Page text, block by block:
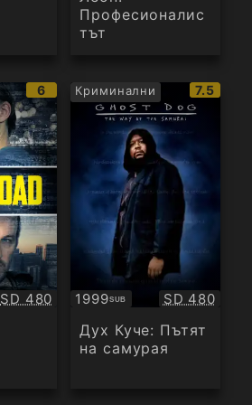
Професионалис
тът
IMDb
рейтинг:
6
Качество:
SD 480
Криминални
IMDb
7.5
1999SUB
Субтитри Качество:
SD 480
Дух Куче: Пътят
на самурая